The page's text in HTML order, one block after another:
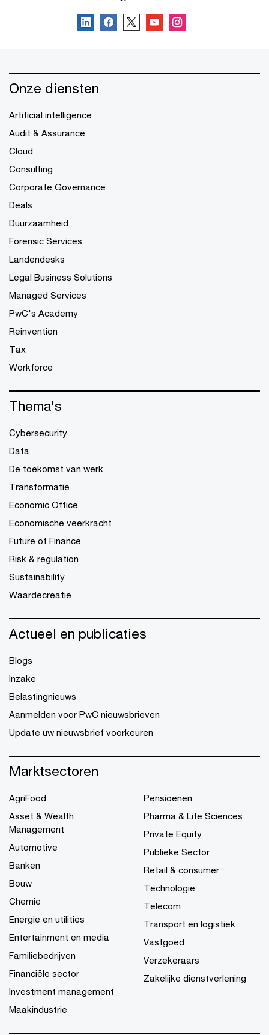
Onze diensten
Artificial intelligence
Audit & Assurance
Cloud
Consulting
Corporate Governance
Deals
Duurzaamheid
Forensic Services
Landendesks
Legal Business Solutions
Managed Services
PwC's Academy
Reinvention
Tax
Workforce
Thema's
Cybersecurity
Data
De toekomst van werk
Transformatie
Economic Office
Economische veerkracht
Future of Finance
Risk & regulation
Sustainability
Waardecreatie
Actueel en publicaties
Blogs
Inzake
Belastingnieuws
Aanmelden voor PwC nieuwsbrieven
Update uw nieuwsbrief voorkeuren
Marktsectoren
AgriFood
Asset & Wealth
Management
Automotive
Banken
Bouw
Chemie
Energie en utilities
Entertainment en media
Familiebedrijven
Financiële sector
Investment management
Maakindustrie
Pensioenen
Pharma & Life Sciences
Private Equity
Publieke Sector
Retail & consumer
Technologie
Telecom
Transport en logistiek
Vastgoed
Verzekeraars
Zakelijke dienstverlening